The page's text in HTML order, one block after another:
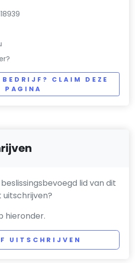
CLAIM DEZE
PAGINA
lid van dit
uitschrijven?
hieronder.
UITSCHRIJVEN